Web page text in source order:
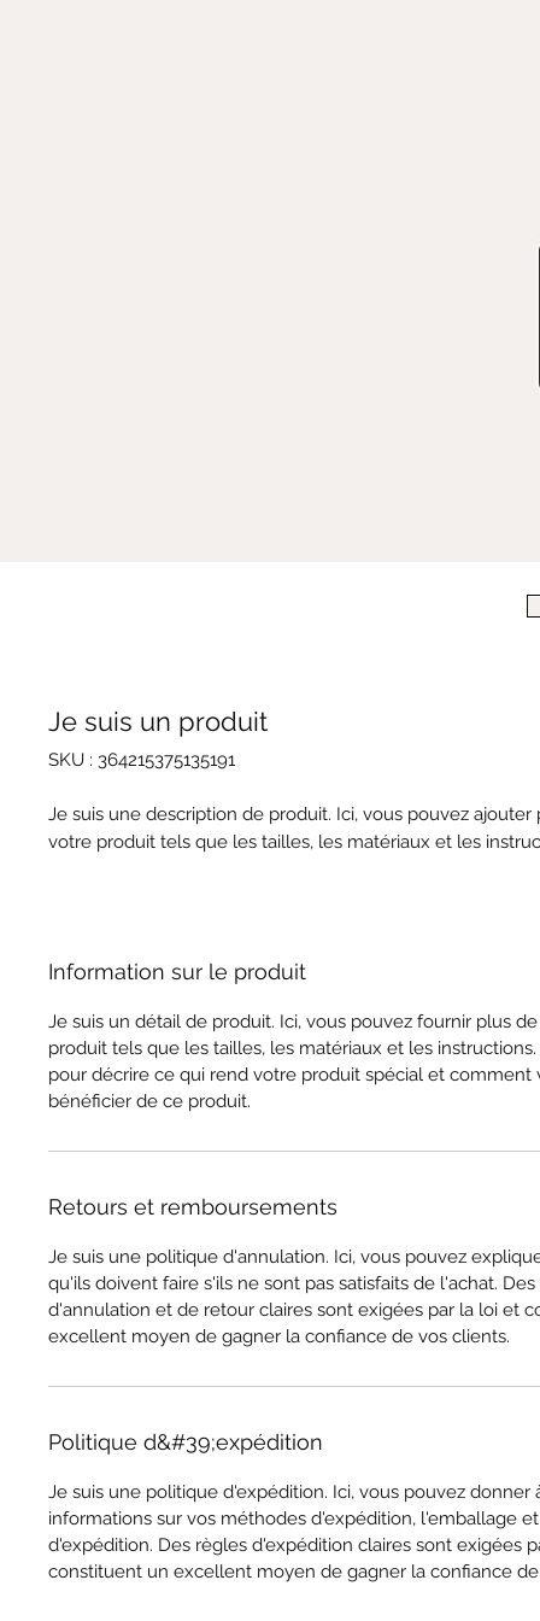
Je suis un produit
SKU : 364215375135191
Je suis une description de produit. Ici, vous pouvez ajouter
votre produit tels que les tailles, les matériaux et les
Information sur le produit
Je suis un détail de produit. Ici, vous pouvez fournir plus
produit tels que les tailles, les matériaux et les
pour décrire ce qui rend votre produit spécial et comment
bénéficier de ce produit.
Retours et remboursements
Je suis une politique d'annulation. Ici, vous pouvez
qu'ils doivent faire s'ils ne sont pas satisfaits de l'achat.
d'annulation et de retour claires sont exigées par la loi et
excellent moyen de gagner la confiance de vos clients.
Politique d&#39;expédition
Je suis une politique d'expédition. Ici, vous pouvez donner
informations sur vos méthodes d'expédition, l'emballage
d'expédition. Des règles d'expédition claires sont exigées
constituent un excellent moyen de gagner la confiance